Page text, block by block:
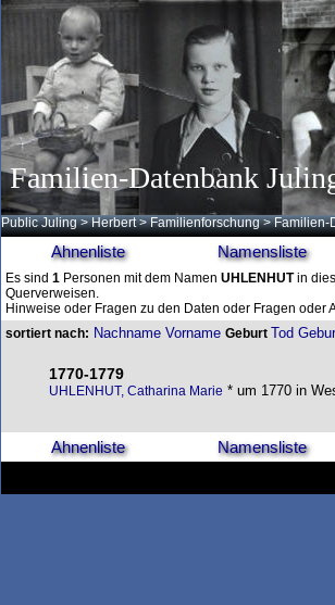
Familien-Datenbank
Public Juling >Herbert >Familienforschung >Familien-
Ahnenliste Namensliste
Es sind 1 Personen mit dem Namen UHLENHUTin
Querverweisen.
Hinweise oder Fragen zu den Daten oder Fragen oder
sortiert nach: Nachname Vorname Geburt Tod
1770-1779
UHLENHUT, Catharina Marie * um 1770 in
Ahnenliste Namensliste